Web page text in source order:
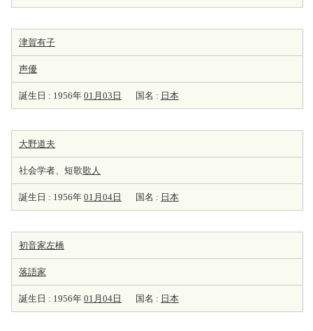
津賀有子
声優
誕生日 : 1956年 01月03日 国名 : 日本
大野道夫
社会学者、短歌歌人
誕生日 : 1956年 01月04日 国名 : 日本
初音家左橋
落語家
誕生日 : 1956年 01月04日 国名 : 日本